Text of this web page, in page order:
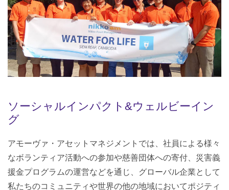
ソーシャルインパクト&ウェルビーイン
グ
アモーヴァ・アセットマネジメントでは、社員による様々
なボランティア活動への参加や慈善団体への寄付、災害義
援金プログラムの運営などを通じ、グローバル企業として
私たちのコミュニティや世界の他の地域においてポジティ